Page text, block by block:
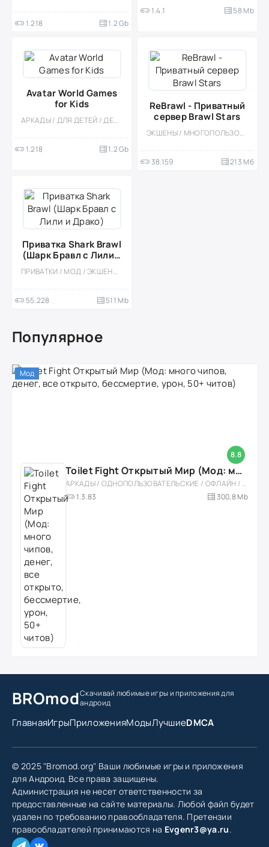
1.218 1.2 Gb
1.4.1 58 Mb
Avatar World Games
for Kids
АРКАДЫ / ДЛЯ ДЕТЕЙ / ДЕВОЧКАМ / РОЛЕВЫЕ / СИМУЛЯТОРЫ / КАЗУАЛЬНЫЕ / ОДНОПОЛЬЗОВАТЕЛЬСКИЕ / СТИЛИЗАЦИЯ / ОФЛАЙН
1.218 1.2 Gb
ReBrawl - Приватный
сервер Brawl Stars
ЭКШЕНЫ / МНОГОПОЛЬЗОВАТЕЛЬСКАЯ / МОД / MOBA / СОРЕВНОВАТЕЛЬНАЯ
38.159 213 Мб
Приватка Shark Brawl
(Шарк Бравл с Лили и
Драко)
ПРИВАТКИ / МОД / ЭКШЕНЫ / МНОГОПОЛЬЗОВАТЕЛЬСКАЯ / КООПЕРАТИВ
55.228 511 Mb
Популярное
8.8
Мод
Toilet Fight Открытый Мир (Мод: много чипов, денег, все открыто, бессмертие, урон, 50+ читов)
АРКАДЫ / ОДНОПОЛЬЗОВАТЕЛЬСКИЕ / ОФЛАЙН / МОД / РОЛЕВЫЕ / ШУТЕРЫ / ОТКРЫТЫЙ МИР / ВСТРОЕННЫЙ КЕШ / 3D / ЭКШЕНЫ / ТУАЛЕТНЫЕ ВОЙНЫ / ДЛЯ ДЕТЕЙ
1.3.83
300,8 Mb
BROmodСкачивай любимые игрыи приложения для
андроид
ГлавнаяИгрыПриложенияМодыЛучшиеDMCA
© 2025 "Bromod.org" Ваши любимые игры и приложения
для Андроид. Все права защищены.
Администрация не несет ответственности за
предоставленные на сайте материалы. Любой файл будет
удален по требованию правообладателя. Претензии
правообладателей принимаются на Evgenr3@ya.ru.